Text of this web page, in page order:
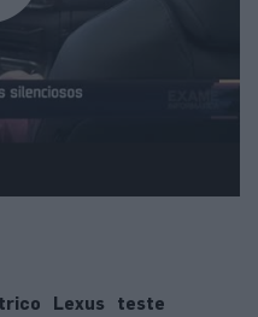
Lexus
teste